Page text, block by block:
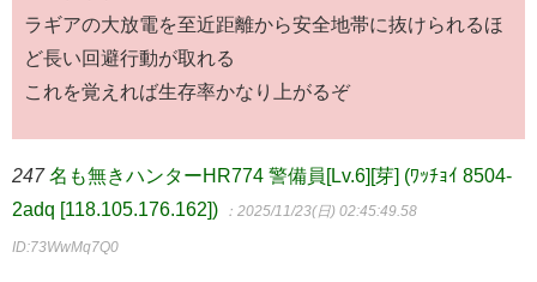
ラギアの大放電を至近距離から安全地帯に抜けられるほ
ど長い回避行動が取れる
これを覚えれば生存率かなり上がるぞ
247 名も無きハンターHR774 警備員[Lv.6][芽] (ﾜｯﾁｮｲ 8504-
2adq [118.105.176.162])
：2025/11/23(日) 02:45:49.58
ID:73WwMq7Q0